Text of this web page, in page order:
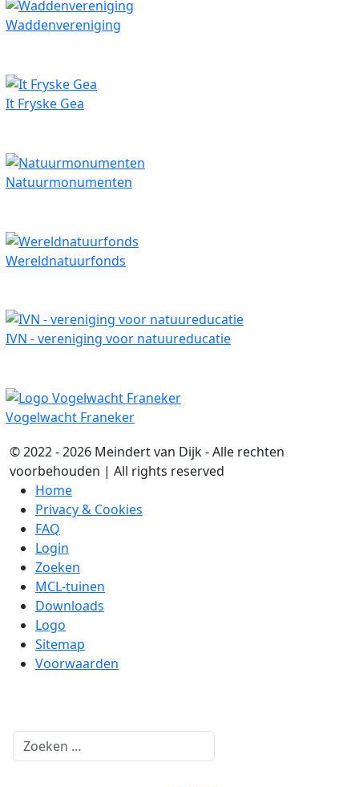
Waddenvereniging
It Fryske Gea
Natuurmonumenten
Wereldnatuurfonds
IVN - vereniging voor natuureducatie
Vogelwacht Franeker
© 2022 - 2026 Meindert van Dijk - Alle rechten
voorbehouden | All rights reserved
Home
Privacy & Cookies
FAQ
Login
Zoeken
MCL-tuinen
Downloads
Logo
Sitemap
Voorwaarden